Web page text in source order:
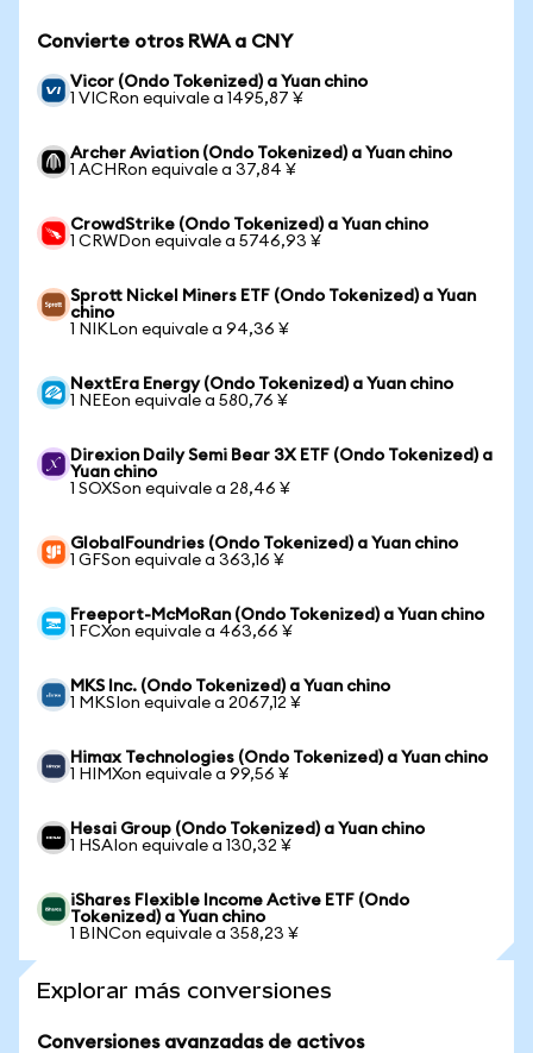
Convierte otros RWA a CNY
Vicor (Ondo Tokenized) a Yuan chino
1 VICRon equivale a 1495,87 ¥
Archer Aviation (Ondo Tokenized) a Yuan chino
1 ACHRon equivale a 37,84 ¥
CrowdStrike (Ondo Tokenized) a Yuan chino
1 CRWDon equivale a 5746,93 ¥
Sprott Nickel Miners ETF (Ondo Tokenized) a Yuan
chino
1 NIKLon equivale a 94,36 ¥
NextEra Energy (Ondo Tokenized) a Yuan chino
1 NEEon equivale a 580,76 ¥
Direxion Daily Semi Bear 3X ETF (Ondo Tokenized) a
Yuan chino
1 SOXSon equivale a 28,46 ¥
GlobalFoundries (Ondo Tokenized) a Yuan chino
1 GFSon equivale a 363,16 ¥
Freeport-McMoRan (Ondo Tokenized) a Yuan chino
1 FCXon equivale a 463,66 ¥
MKS Inc. (Ondo Tokenized) a Yuan chino
1 MKSIon equivale a 2067,12 ¥
Himax Technologies (Ondo Tokenized) a Yuan chino
1 HIMXon equivale a 99,56 ¥
Hesai Group (Ondo Tokenized) a Yuan chino
1 HSAIon equivale a 130,32 ¥
iShares Flexible Income Active ETF (Ondo
Tokenized) a Yuan chino
1 BINCon equivale a 358,23 ¥
Explorar más conversiones
Conversiones avanzadas de activos